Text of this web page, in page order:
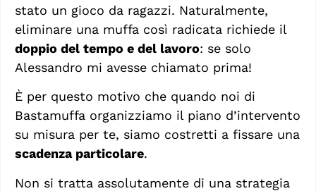
stato un gioco da ragazzi. Naturalmente,
eliminare una muffa così radicata richiede il
doppio del tempo e del lavoro: se solo
Alessandro mi avesse chiamato prima!
È per questo motivo che quando noi di
Bastamuffa organizziamo il piano d’intervento
su misura per te, siamo costretti a fissare una
scadenza particolare.
Non si tratta assolutamente di una strategia